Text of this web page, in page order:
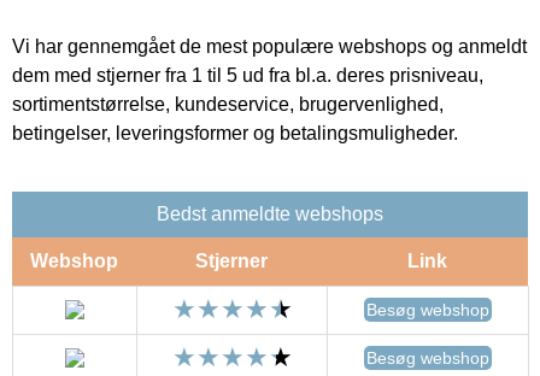
Vi har gennemgået de mest populære webshops og anmeldt
dem med stjerner fra 1 til 5 ud fra bl.a. deres prisniveau,
sortimentstørrelse, kundeservice, brugervenlighed,
betingelser, leveringsformer og betalingsmuligheder.
Bedst anmeldte webshops
Webshop Stjerner Link
Besøg webshop
Besøg webshop